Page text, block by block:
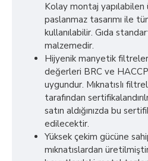
Kolay montaj yapılabilen
paslanmaz tasarımı ile
kullanılabilir. Gıda
malzemedir.
Hijyenik manyetik
değerleri BRC ve
uygundur. MıknatısIı
tarafından
satın aldığınızda bu
edilecektir.
Yüksek çekim gücüne
mıknatıslardan